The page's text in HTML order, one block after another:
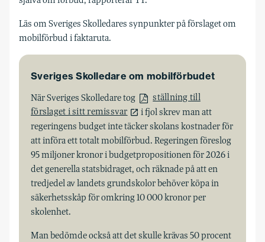
Läs om Sveriges Skolledares synpunkter på förslaget om
mobilförbud i faktaruta.
Sveriges Skolledare om mobilförbudet
När Sveriges Skolledare tog
ställning till
förslaget i sitt remissvar
i fjol skrev man att
regeringens budget inte täcker skolans kostnader för
att införa ett totalt mobilförbud. Regeringen föreslog
95 miljoner kronor i budgetpropositionen för 2026 i
det generella statsbidraget, och räknade på att en
tredjedel av landets grundskolor behöver köpa in
säkerhetsskåp för omkring 10 000 kronor per
skolenhet.
Man bedömde också att det skulle krävas 50 procent